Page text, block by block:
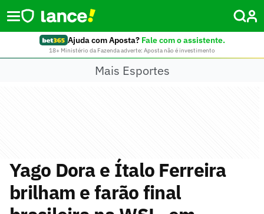
Ajuda com Aposta? Fale com o assistente.
18+ Ministério da Fazenda adverte: Aposta não é investimento
Mais Esportes
Yago Dora e Ítalo Ferreira
brilham e farão final